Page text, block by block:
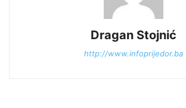
Dragan Stojnić
http://www.infoprijedor.ba